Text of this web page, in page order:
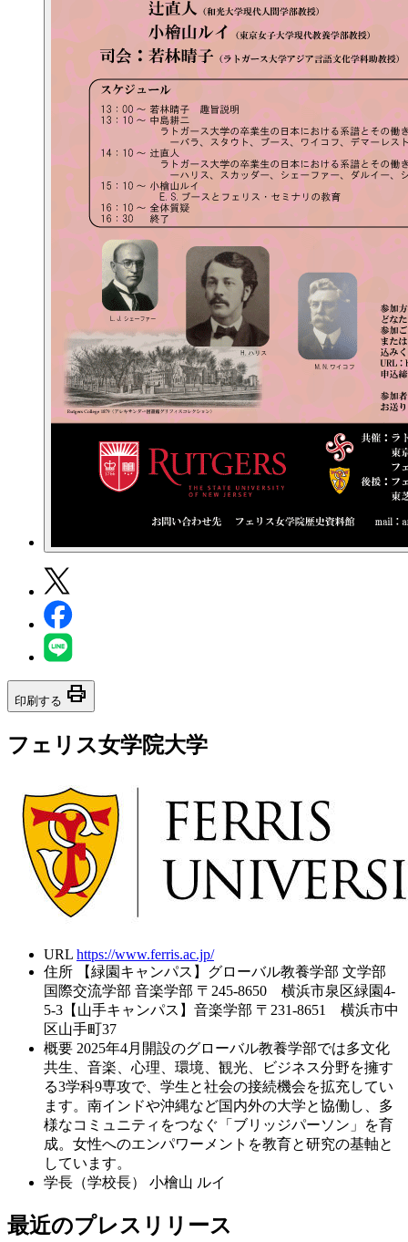
印刷する print
フェリス女学院大学
URL https://www.ferris.ac.jp/
住所
【緑園キャンパス】グローバル教養学部 文学部
国際交流学部 音楽学部 〒245-8650 横浜市泉区緑園4-
5-3【山手キャンパス】音楽学部 〒231-8651 横浜市中
区山手町37
概要 2025年4月開設のグローバル教養学部では多文化
共生、音楽、心理、環境、観光、ビジネス分野を擁す
る3学科9専攻で、学生と社会の接続機会を拡充してい
ます。南インドや沖縄など国内外の大学と協働し、多
様なコミュニティをつなぐ「ブリッジパーソン」を育
成。女性へのエンパワーメントを教育と研究の基軸と
しています。
学長（学校長）
小檜山 ルイ
最近のプレスリリース